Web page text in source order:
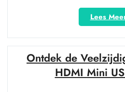
Lees
Ontdek de
HDMI Mini